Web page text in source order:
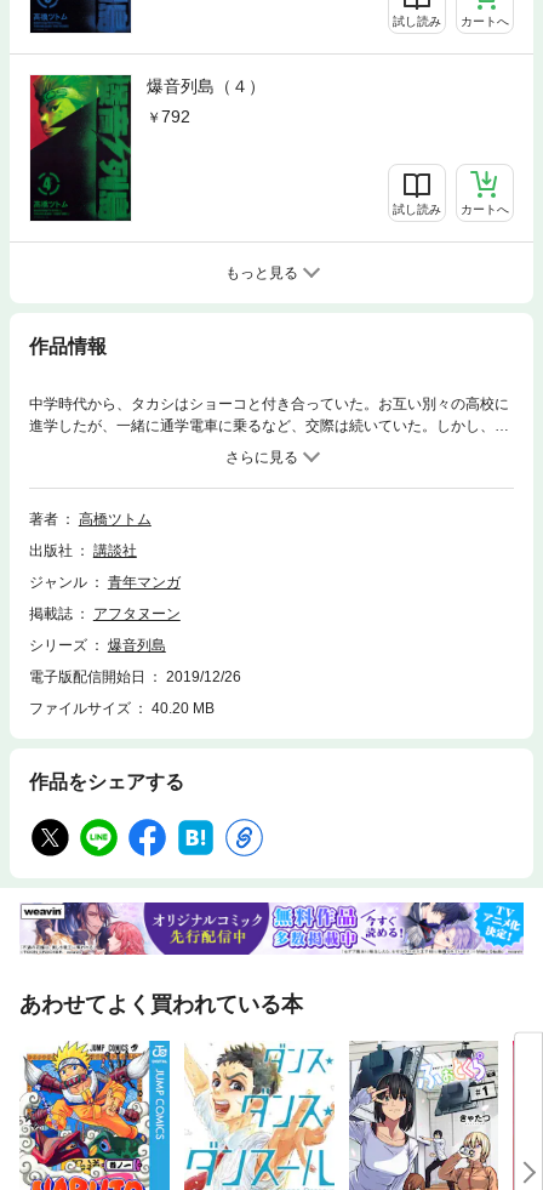
試し読み カートへ
爆音列島（４）
792
試し読み カートへ
もっと見る
作品情報
中学時代から、タカシはショーコと付き合っていた。お互い別々の高校に
進学したが、一緒に通学電車に乗るなど、交際は続いていた。しかし、そ
れも彼女の父親にバレるまでのことだった。一切の接触を止められてしま
い、思い悩むタカシ。そんな時、目の前に現れたユーコという女の子。カ
ズヤの姉・冴子の店でバイトをしている。タカシに興味があるよう
で……。族同士の抗争が激化する中、ふいに訪れた恋心。その時、タカシ
著者
高橋ツトム
出版社
講談社
ジャンル
青年マンガ
掲載誌
アフタヌーン
シリーズ
爆音列島
電子版配信開始日
2019/12/26
ファイルサイズ
40.20 MB
作品をシェアする
あわせてよく買われている本